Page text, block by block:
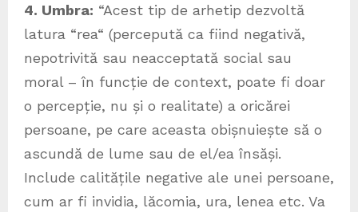
4. Umbra: “Acest tip de arhetip dezvoltă
latura “rea“ (percepută ca fiind negativă,
nepotrivită sau neacceptată social sau
moral – în funcție de context, poate fi doar
o percepție, nu și o realitate) a oricărei
persoane, pe care aceasta obișnuiește să o
ascundă de lume sau de el/ea însăși.
Include calitățile negative ale unei persoane,
cum ar fi invidia, lăcomia, ura, lenea etc. Va